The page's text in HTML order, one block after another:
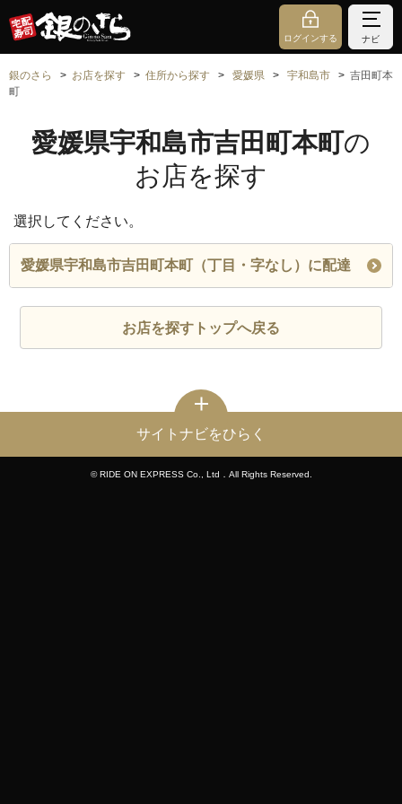
ログインする ナビ
銀のさら お店を探す 住所から探す 愛媛県 宇和島市
吉田町本
町
愛媛県宇和島市吉田町本町の
お店を探す
選択してください。
愛媛県宇和島市吉田町本町（丁目・字なし）に配達
お店を探すトップへ戻る
サイトナビをひらく
© RIDE ON EXPRESS Co., Ltd．All Rights Reserved.